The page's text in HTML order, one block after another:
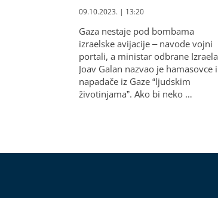
09.10.2023. | 13:20
Gaza nestaje pod bombama
izraelske avijacije – navode vojni
portali, a ministar odbrane Izraela
Joav Galan nazvao je hamasovce i
napadače iz Gaze “ljudskim
životinjama”. Ako bi neko …